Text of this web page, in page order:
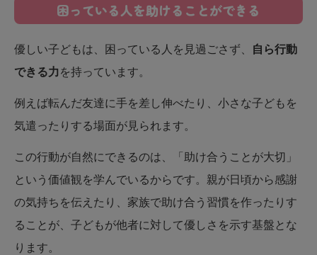
困っている人を助けることができる
優しい子どもは、困っている人を見過ごさず、
自ら行動
できる力 を持っています。
例えば転んだ友達に手を差し伸べたり、小さな子どもを
気遣ったりする場面が見られます。
この行動が自然にできるのは、「助け合うことが大切」
という価値観を学んでいるからです。親が日頃から感謝
の気持ちを伝えたり、家族で助け合う習慣を作ったりす
ることが、子どもが他者に対して優しさを示す基盤とな
ります。